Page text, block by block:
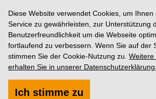
Diese Website verwendet Cookies, um
Service zu gewährleisten, zur Unterstützung
Benutzerfreundlichkeit um die Webseite
fortlaufend zu verbessern. Wenn Sie auf der
stimmen Sie der Cookie-Nutzung zu. Weitere
erhalten Sie in unserer Datenschutzerklärung.
Ich stimme zu